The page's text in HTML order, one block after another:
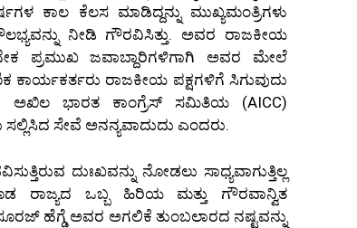
ಕಾಲ ಕೆಲಸ ಮಾಡಿದ್ದನ್ನು ಮುಖ್ಯಮಂತ್ರಿಗಳು
ನೀಡಿ ಗೌರವಿಸಿತ್ತು. ಅವರ ರಾಜಕೀಯ
ಪ್ರಮುಖ ಜವಾಬ್ದಾರಿಗಳಿಗಾಗಿ ಅವರ ಮೇಲೆ
ಕಾರ್ಯಕರ್ತರು ರಾಜಕೀಯ ಪಕ್ಷಗಳಿಗೆ ಸಿಗುವುದು
ಅಖಿಲ ಭಾರತ ಕಾಂಗ್ರೆಸ್ ಸಮಿತಿಯ (AICC)
ಸೇವೆ ಅನನ್ಯವಾದುದು ಎಂದರು.
ದುಃಖವನ್ನು ನೋಡಲು ಸಾಧ್ಯವಾಗುತ್ತಿಲ್ಲ
ರಾಜ್ಯದ ಒಬ್ಬ ಹಿರಿಯ ಮತ್ತು ಗೌರವಾನ್ವಿತ
ಹೆಗ್ಡೆ ಅವರ ಅಗಲಿಕೆ ತುಂಬಲಾರದ ನಷ್ಟವನ್ನು